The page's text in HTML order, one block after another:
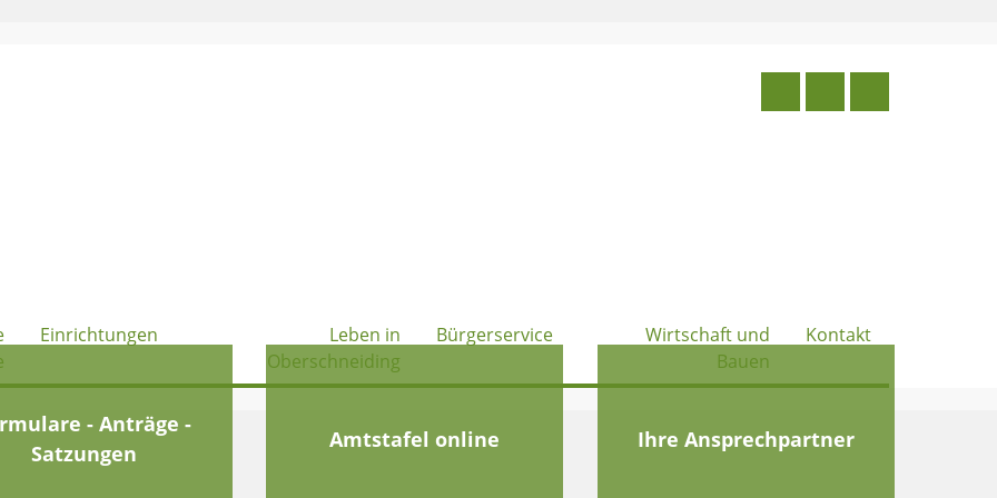
Einrichtungen
Leben in
Oberschneiding
Bürgerservice
Wirtschaft und
Bauen
Kontakt
- Anträge -
Satzungen
Amtstafel online Ihre Ansprechpartner